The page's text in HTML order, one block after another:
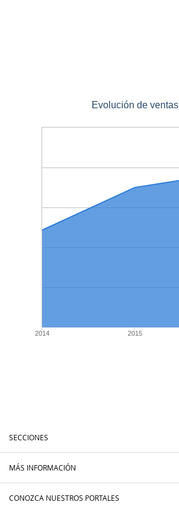
Evolución de ventas
2014 2015
SECCIONES
MÁS INFORMACIÓN
CONOZCA NUESTROS PORTALES